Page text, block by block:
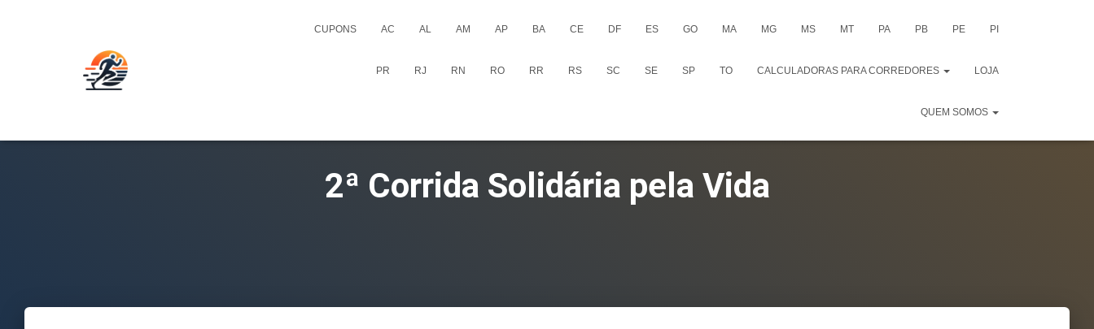
CUPONS AC AL AM AP BA CE DF ES GO MA MG MS MT PA PB PE PI
PR RJ RN RO RR RS SC SE SP TO CALCULADORAS PARA CORREDORES LOJA
QUEM SOMOS
2ª Corrida Solidária pela Vida